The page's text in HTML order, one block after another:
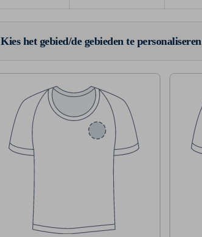
Kies het gebied/de gebieden te personaliseren